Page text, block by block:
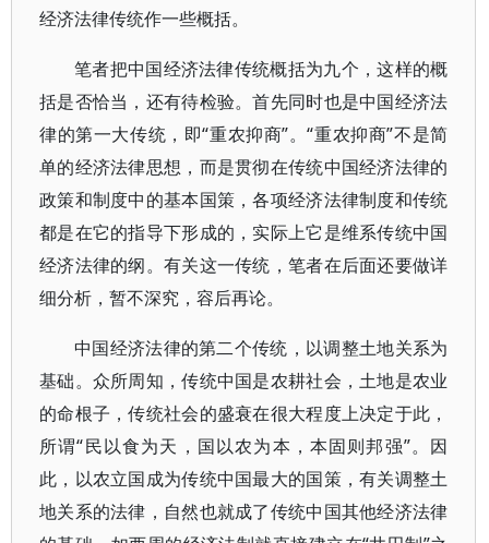
经济法律传统作一些概括。
笔者把中国经济法律传统概括为九个，这样的概
括是否恰当，还有待检验。首先同时也是中国经济法
律的第一大传统，即“重农抑商”。“重农抑商”不是简
单的经济法律思想，而是贯彻在传统中国经济法律的
政策和制度中的基本国策，各项经济法律制度和传统
都是在它的指导下形成的，实际上它是维系传统中国
经济法律的纲。有关这一传统，笔者在后面还要做详
细分析，暂不深究，容后再论。
中国经济法律的第二个传统，以调整土地关系为
基础。众所周知，传统中国是农耕社会，土地是农业
的命根子，传统社会的盛衰在很大程度上决定于此，
所谓“民以食为天，国以农为本，本固则邦强”。因
此，以农立国成为传统中国最大的国策，有关调整土
地关系的法律，自然也就成了传统中国其他经济法律